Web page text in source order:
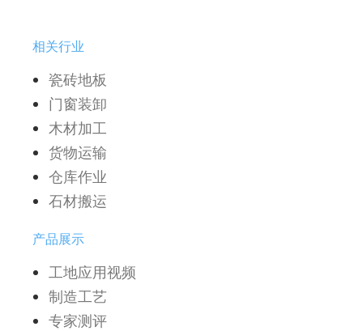
相关行业
瓷砖地板
门窗装卸
木材加工
货物运输
仓库作业
石材搬运
产品展示
工地应用视频
制造工艺
专家测评